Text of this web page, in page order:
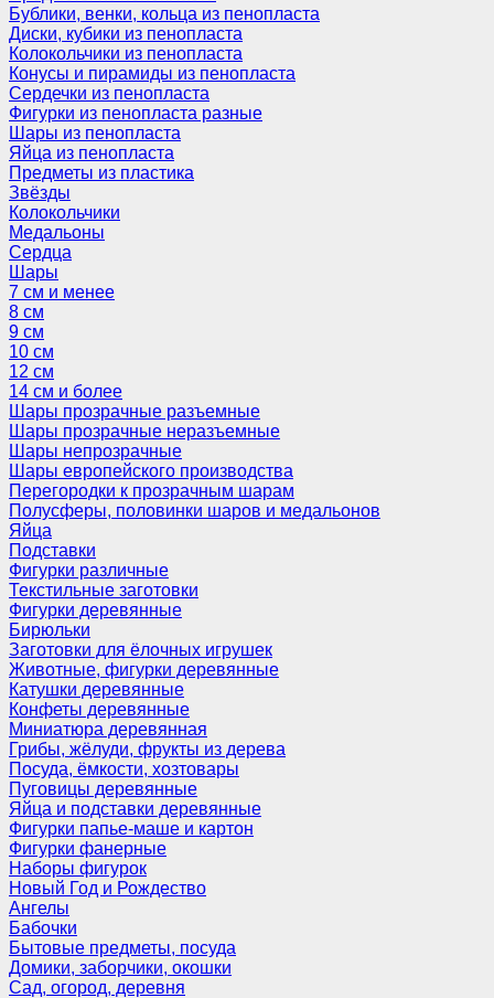
Бублики, венки, кольца из пенопласта
Диски, кубики из пенопласта
Колокольчики из пенопласта
Конусы и пирамиды из пенопласта
Сердечки из пенопласта
Фигурки из пенопласта разные
Шары из пенопласта
Яйца из пенопласта
Предметы из пластика
Звёзды
Колокольчики
Медальоны
Сердца
Шары
7 см и менее
8 см
9 см
10 см
12 см
14 см и более
Шары прозрачные разъемные
Шары прозрачные неразъемные
Шары непрозрачные
Шары европейского производства
Перегородки к прозрачным шарам
Полусферы, половинки шаров и медальонов
Яйца
Подставки
Фигурки различные
Текстильные заготовки
Фигурки деревянные
Бирюльки
Заготовки для ёлочных игрушек
Животные, фигурки деревянные
Катушки деревянные
Конфеты деревянные
Миниатюра деревянная
Грибы, жёлуди, фрукты из дерева
Посуда, ёмкости, хозтовары
Пуговицы деревянные
Яйца и подставки деревянные
Фигурки папье-маше и картон
Фигурки фанерные
Наборы фигурок
Новый Год и Рождество
Ангелы
Бабочки
Бытовые предметы, посуда
Домики, заборчики, окошки
Сад, огород, деревня